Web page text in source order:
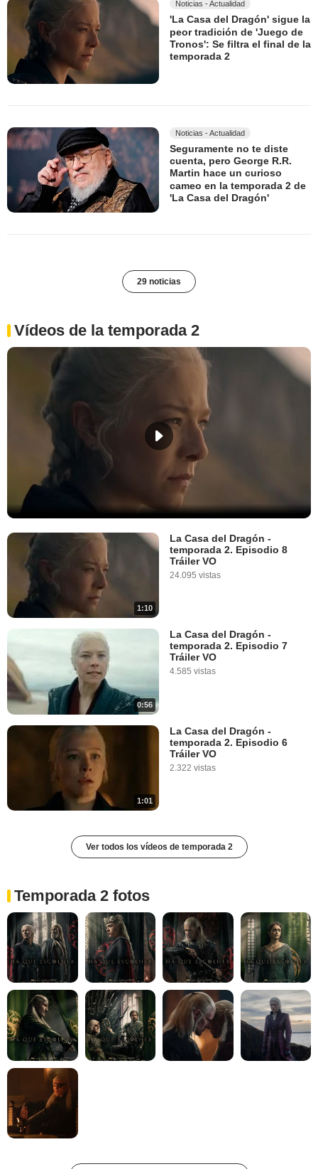
Noticias - Actualidad
'La Casa del Dragón' sigue la
peor tradición de 'Juego de
Tronos': Se filtra el final de la
temporada 2
Noticias - Actualidad
Seguramente no te diste
cuenta, pero George R.R.
Martin hace un curioso
cameo en la temporada 2 de
'La Casa del Dragón'
29 noticias
Vídeos de la temporada 2
1:10
La Casa del Dragón -
temporada 2. Episodio 8
Tráiler VO
24.095 vistas
0:56
La Casa del Dragón -
temporada 2. Episodio 7
Tráiler VO
4.585 vistas
1:01
La Casa del Dragón -
temporada 2. Episodio 6
Tráiler VO
2.322 vistas
Ver todos los vídeos de temporada 2
Temporada 2 fotos